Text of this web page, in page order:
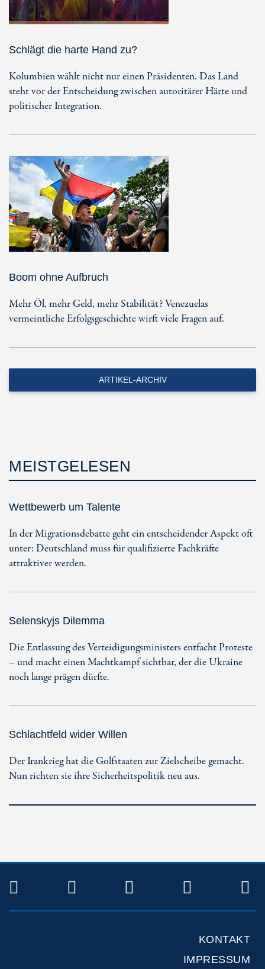
Schlägt die harte Hand zu?
Kolumbien wählt nicht nur einen Präsidenten. Das Land
steht vor der Entscheidung zwischen autoritärer Härte und
politischer Integration.
Boom ohne Aufbruch
Mehr Öl, mehr Geld, mehr Stabilität? Venezuelas
vermeintliche Erfolgsgeschichte wirft viele Fragen auf.
ARTIKEL-ARCHIV
MEISTGELESEN
Wettbewerb um Talente
In der Migrationsdebatte geht ein entscheidender Aspekt oft
unter: Deutschland muss für qualifizierte Fachkräfte
attraktiver werden.
Selenskyjs Dilemma
Die Entlassung des Verteidigungsministers entfacht Proteste
– und macht einen Machtkampf sichtbar, der die Ukraine
noch lange prägen dürfte.
Schlachtfeld wider Willen
Der Irankrieg hat die Golfstaaten zur Zielscheibe gemacht.
Nun richten sie ihre Sicherheitspolitik neu aus.
TWITTERFACEBOOKINSTAGRAM
KONTAKT
IMPRESSUM